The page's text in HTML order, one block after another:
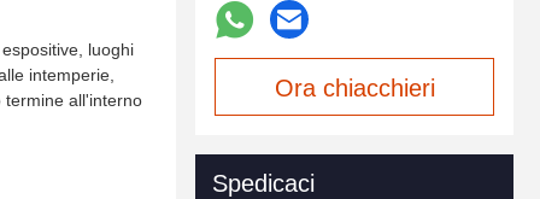
luoghi
intemperie,
termine all'interno
Ora chiacchieri
Spedicaci